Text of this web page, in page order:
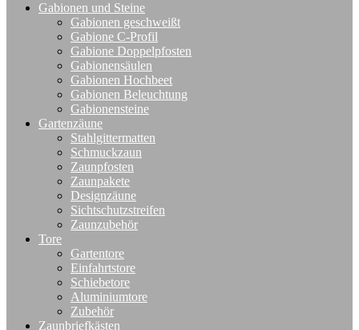
Gabionen und Steine
Gabionen geschweißt
Gabione C-Profil
Gabione Doppelpfosten
Gabionensäulen
Gabionen Hochbeet
Gabionen Beleuchtung
Gabionensteine
Gartenzäune
Stahlgittermatten
Schmuckzaun
Zaunpfosten
Zaunpakete
Designzäune
Sichtschutzstreifen
Zaunzubehör
Tore
Gartentore
Einfahrtstore
Schiebetore
Aluminiumtore
Zubehör
Zaunbriefkästen